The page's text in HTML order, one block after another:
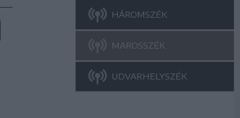
HÁROMSZÉK
MAROSSZÉK
UDVARHELYSZÉK